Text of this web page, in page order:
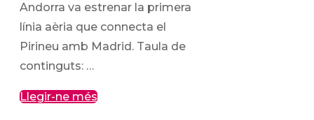
Andorra va estrenar la primera
línia aèria que connecta el
Pirineu amb Madrid. Taula de
continguts: …
Llegir-ne més